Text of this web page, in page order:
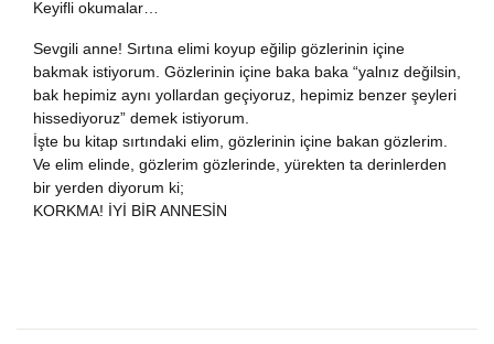
Keyifli okumalar…
Sevgili anne! Sırtına elimi koyup eğilip gözlerinin içine
bakmak istiyorum. Gözlerinin içine baka baka “yalnız değilsin,
bak hepimiz aynı yollardan geçiyoruz, hepimiz benzer şeyleri
hissediyoruz” demek istiyorum.
İşte bu kitap sırtındaki elim, gözlerinin içine bakan gözlerim.
Ve elim elinde, gözlerim gözlerinde, yürekten ta derinlerden
bir yerden diyorum ki;
KORKMA! İYİ BİR ANNESİN